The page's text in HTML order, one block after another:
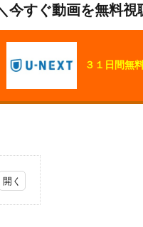
今すぐ動画を無料視
３１日間無